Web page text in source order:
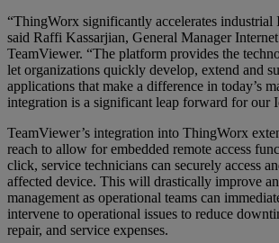
“ThingWorx significantly accelerates
said Raffi Kassarjian, General Manager
TeamViewer. “The platform provides the
let organizations quickly develop, extend and
applications that make a difference in today’s
integration is a significant leap forward for our
TeamViewer’s integration into ThingWorx
reach to allow for embedded remote access
click, service technicians can securely access
affected device. This will drastically improve
management as operational teams can
intervene to operational issues to reduce
repair, and service expenses.